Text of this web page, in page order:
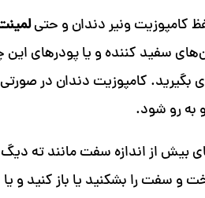
کامپوزیت ونیر دندان و حتی
سفید کننده و یا پودرهای
بگیرید. کامپوزیت دندان در
به رو شود.
غذاهای بیش از اندازه سفت مانند
سفت را بشکنید یا باز کنید و